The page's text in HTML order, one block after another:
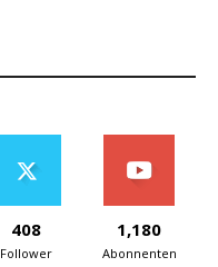
408
Follower
1,180
Abonnenten